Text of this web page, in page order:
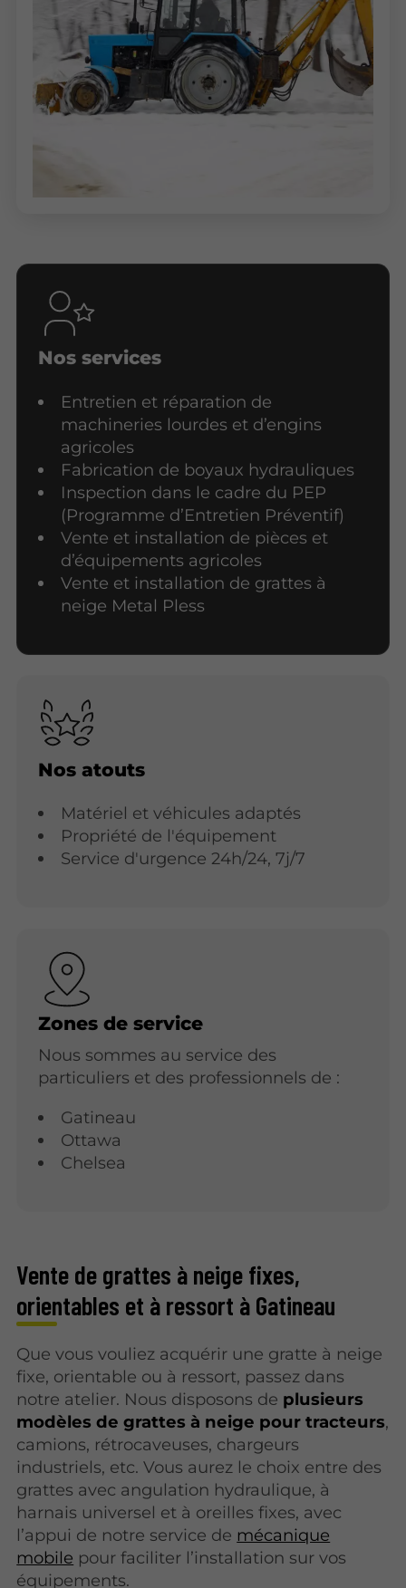
Nos services
Entretien et réparation de
machineries lourdes et d’engins
agricoles
Fabrication de boyaux hydrauliques
Inspection dans le cadre du PEP
(Programme d’Entretien Préventif)
Vente et installation de pièces et
d’équipements agricoles
Vente et installation de grattes à
neige Metal Pless
Nos atouts
Matériel et véhicules adaptés
Propriété de l'équipement
Service d'urgence 24h/24, 7j/7
Zones de service
Nous sommes au service des
particuliers et des professionnels de :
Gatineau
Ottawa
Chelsea
Vente de grattes à neige fixes,
orientables et à ressort à Gatineau
Que vous vouliez acquérir une gratte à neige
fixe, orientable ou à ressort, passez dans
notre atelier. Nous disposons de plusieurs
modèles de grattes à neige pour tracteurs,
camions, rétrocaveuses, chargeurs
industriels, etc. Vous aurez le choix entre des
grattes avec angulation hydraulique, à
harnais universel et à oreilles fixes, avec
l’appui de notre service de mécanique
mobile pour faciliter l’installation sur vos
équipements.